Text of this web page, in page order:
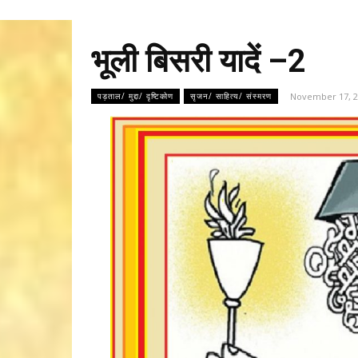
भूली बिसरी यादें –2
पड़ताल/ मुद्दा/ दृष्टिकोण सृजन/ साहित्य/ संस्मरण November 17,